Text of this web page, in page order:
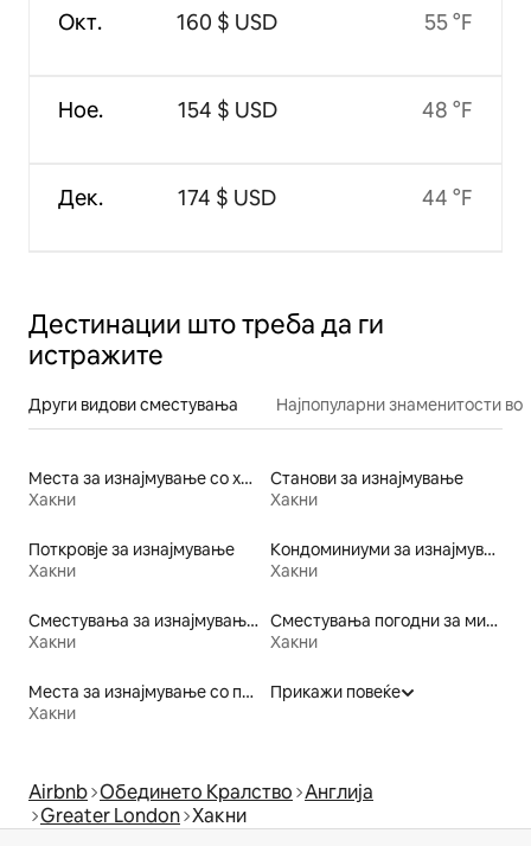
Окт.
Ное.
Дек.
160 $ USD
154 $ USD
174 $ USD
55 °F
48 °F
44 °F
Дестинации што треба да ги
истражите
Други видови сместувања Најпопуларни знаменитости во
Места за изнајмување со хидромасажна када
Хакни
Станови за изнајмување
Хакни
Поткровје за изнајмување
Хакни
Кондоминиуми за изнајмување
Хакни
Сместувања за изнајмување погодни за семејства
Хакни
Сместувања погодни за миленичиња
Хакни
Места за изнајмување со појадок
Хакни
Прикажи повеќе
Airbnb Обединето Кралство Англија
Greater London Хакни